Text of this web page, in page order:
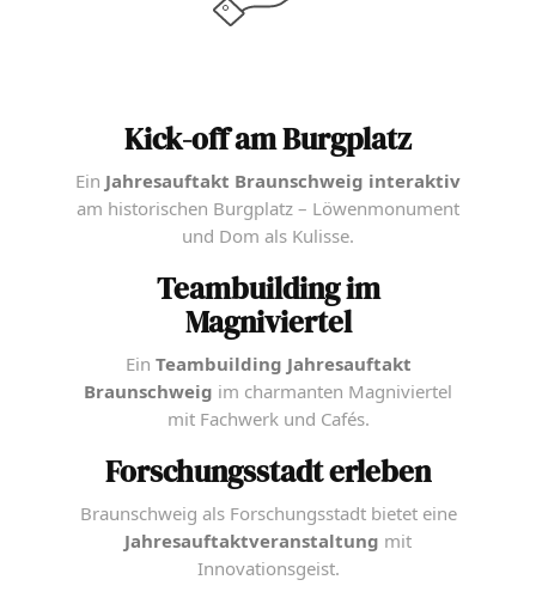
Kick-off am Burgplatz
Ein Jahresauftakt Braunschweig interaktiv
am historischen Burgplatz – Löwenmonument
und Dom als Kulisse.
Teambuilding im
Magniviertel
Ein Teambuilding Jahresauftakt
Braunschweig im charmanten Magniviertel
mit Fachwerk und Cafés.
Forschungsstadt erleben
Braunschweig als Forschungsstadt bietet eine
Jahresauftaktveranstaltung mit
Innovationsgeist.